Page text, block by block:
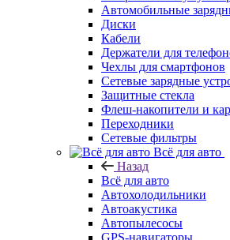
Автомобильные
Диски
Кабели
Держатели для
Чехлы для смартфонов
Сетевые зарядные
Защитные стекла
Флеш-накопители и
Переходники
Сетевые фильтры
Всё для авто
Назад
Всё для авто
Автохолодильники
Автоакустика
Автопылесосы
GPS-навигаторы